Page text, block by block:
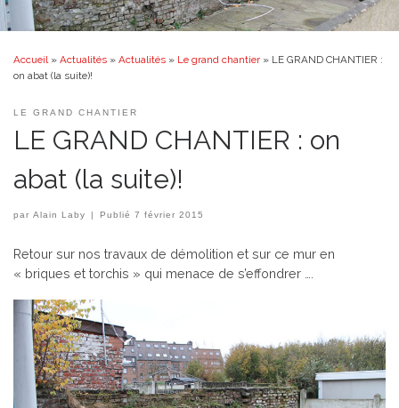
Accueil » Actualités » Actualités » Le grand chantier » LE GRAND CHANTIER :
on abat (la suite)!
LE GRAND CHANTIER
LE GRAND CHANTIER : on
abat (la suite)!
par Alain Laby Publié7 février 2015
Retour sur nos travaux de démolition et sur ce mur en
« briques et torchis » qui menace de s’effondrer ….